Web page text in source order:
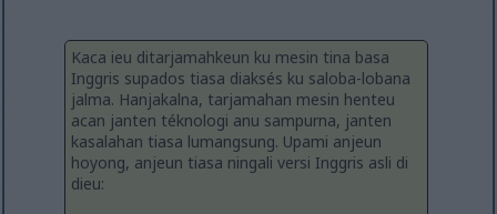
Kaca ieu ditarjamahkeun ku mesin tina basa
Inggris supados tiasa diaksés ku saloba-lobana
jalma. Hanjakalna, tarjamahan mesin henteu
acan janten téknologi anu sampurna, janten
kasalahan tiasa lumangsung. Upami anjeun
hoyong, anjeun tiasa ningali versi Inggris asli di
dieu: